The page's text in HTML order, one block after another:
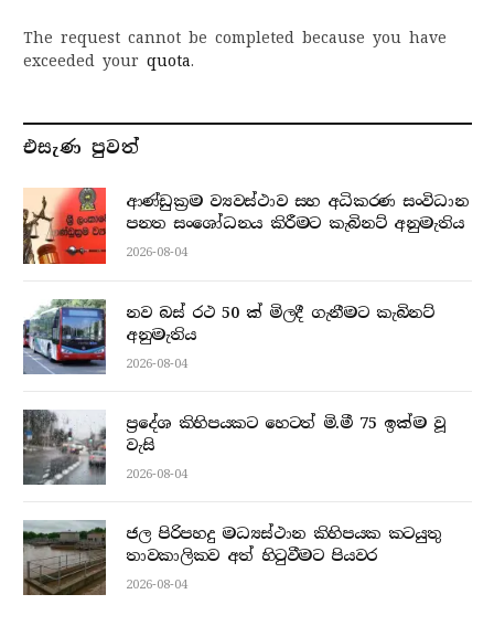
The request cannot be completed because you have
exceeded your quota.
එසැණ පුව​ත්
ආණ්ඩුක්‍රම ව්‍යවස්ථාව සහ අධිකරණ සංවිධාන
පනත සංශෝධනය කිරීමට කැබිනට් අනුමැතිය
2026-08-04
නව බස් රථ 50 ක් මිලදී ගැනීමට කැබිනට්
අනුමැතිය
2026-08-04
ප්‍රදේශ කිහිපයකට හෙටත් මි.මී 75 ඉක්ම වූ
වැසි
2026-08-04
ජල පිරිපහදු මධ්‍යස්ථාන කිහිපයක කටයුතු
තාවකාලිකව අත් හිටුවීමට පියවර
2026-08-04